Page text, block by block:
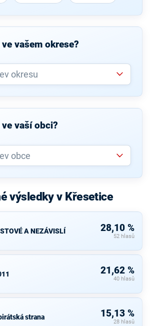
vašem okrese?
vaší obci?
výsledky v Křesetice
A NEZÁVISLÍ 28,10 %
52 hlasů
21,62 %
40 hlasů
strana 15,13 %
28 hlasů